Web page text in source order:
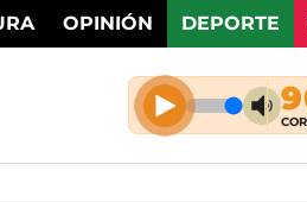
OPINIÓN DEPORTE